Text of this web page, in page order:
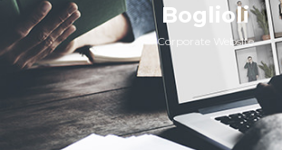
Boglioli
Corporate Website